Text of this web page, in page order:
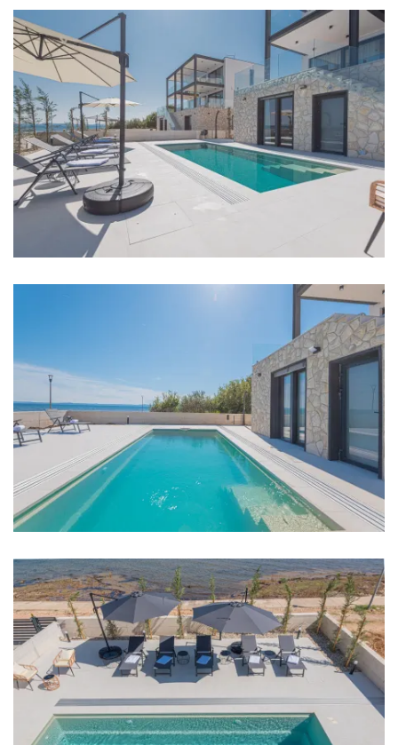
Krevetić za bebu
Posteljina
Kupaonice
Kupaonica 1: en suite, umivaonik, wc, tuš
Kupaonica 2: en suite, umivaonik, wc, tuš
Kupaonica 3: en suite, umivaonik, wc, tuš
Kupaonica 5: umivaonik, wc, tuš
Kupaonica 6: en suite, umivaonik, wc, tuš
Kupaonica 7: en suite, umivaonik, wc, tuš
Kupaonica 8: en suite, umivaonik, wc, tuš
Kupaonica 9: en suite, umivaonik, wc, tuš
Kupaonica 10: umivaonik, wc
Perilica rublja
Sušilo za kosu